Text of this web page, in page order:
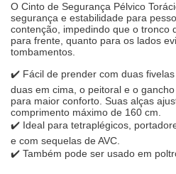
O Cinto de Segurança Pélvico
segurança e estabilidade para
contenção, impedindo que o tronco
para frente, quanto para os lados
tombamentos.
✔️ Fácil de prender com duas
duas em cima, o peitoral e o
para maior conforto. Suas alças
comprimento máximo de 160 cm.
✔️ Ideal para tetraplégicos,
e com sequelas de AVC.
✔️ Também pode ser usado em